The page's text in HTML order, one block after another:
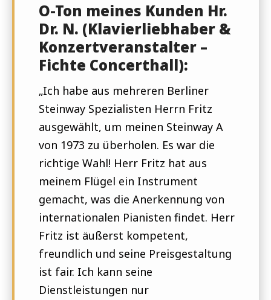
O-Ton meines Kunden Hr.
Dr. N. (Klavierliebhaber &
Konzertveranstalter –
Fichte Concerthall):
„Ich habe aus mehreren Berliner
Steinway Spezialisten Herrn Fritz
ausgewählt, um meinen Steinway A
von 1973 zu überholen. Es war die
richtige Wahl! Herr Fritz hat aus
meinem Flügel ein Instrument
gemacht, was die Anerkennung von
internationalen Pianisten findet. Herr
Fritz ist äußerst kompetent,
freundlich und seine Preisgestaltung
ist fair. Ich kann seine
Dienstleistungen nur